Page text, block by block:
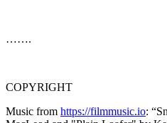
…….
COPYRIGHT
Music from https://filmmusic.io: